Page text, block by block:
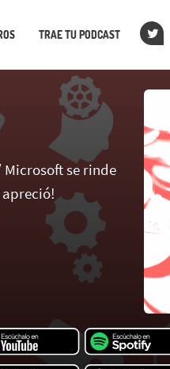
TRAE TU PODCAST
Microsoft se rinde
apreció!